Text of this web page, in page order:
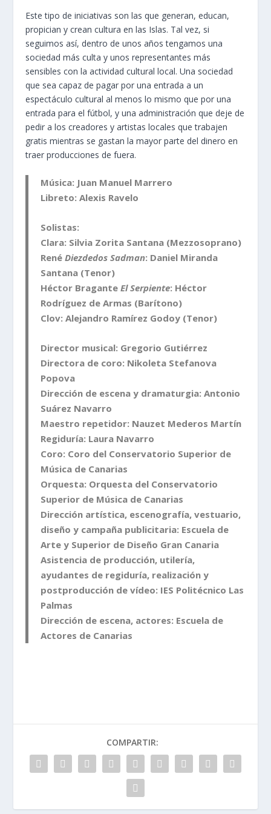
Este tipo de iniciativas son las que generan, educan,
propician y crean cultura en las Islas. Tal vez, si
seguimos así, dentro de unos años tengamos una
sociedad más culta y unos representantes más
sensibles con la actividad cultural local. Una sociedad
que sea capaz de pagar por una entrada a un
espectáculo cultural al menos lo mismo que por una
entrada para el fútbol, y una administración que deje de
pedir a los creadores y artistas locales que trabajen
gratis mientras se gastan la mayor parte del dinero en
traer producciones de fuera.
Música: Juan Manuel Marrero
Libreto:Alexis Ravelo
Solistas:
Clara: Silvia Zorita Santana (Mezzosoprano)
RenéDiezdedos Sadman: Daniel Miranda
Santana (Tenor)
Héctor BraganteEl Serpiente: Héctor
Rodríguez de Armas (Barítono)
Clov:Alejandro Ramírez Godoy (Tenor)
Director musical: Gregorio Gutiérrez
Directora de coro: Nikoleta Stefanova
Popova
Dirección de escena y dramaturgia:Antonio
Suárez Navarro
Maestro repetidor: Nauzet Mederos Martín
Regiduría: Laura Navarro
Coro: Coro del Conservatorio Superior de
Música de Canarias
Orquesta: Orquesta del Conservatorio
Superior de Música de Canarias
Dirección artística, escenografía, vestuario,
diseño y campaña publicitaria: Escuela de
Arte y Superior de Diseño Gran Canaria
Asistencia de producción, utilería,
ayudantes de regiduría, realización y
postproducción de vídeo: IES Politécnico Las
Palmas
Dirección de escena, actores: Escuela de
Actores de Canarias
COMPARTIR: